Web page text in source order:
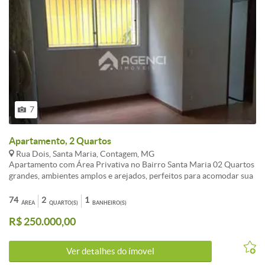
7
Apartamento, 2 Quartos
Rua Dois, Santa Maria, Contagem, MG
Apartamento com Área Privativa no Bairro Santa Maria 02 Quartos
grandes, ambientes amplos e arejados, perfeitos para acomodar sua
espaço versátil que permite criar uma área de estar aconchegante e
uma sala de jantar, ideal para receber amigos e familiares; Cozinha
funcional e bem distribuída, com espaço suficiente para armários e
bom espaço e ventilação, oferecendo conforto e praticidade; Área
de serviço separada da cozinha, garantindo mais organização e
ÁREA
74 QUARTO(S)
2 BANHEIRO(S)
1
R$ 250.000,00
Ver detalhes do ímovel